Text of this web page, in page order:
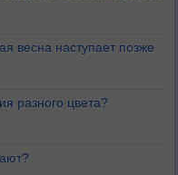
весна наступает позже
разного цвета?